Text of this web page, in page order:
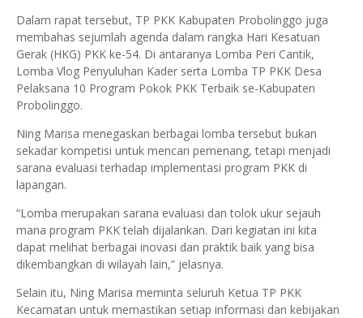
Dalam rapat tersebut, TP PKK Kabupaten Probolinggo juga
membahas sejumlah agenda dalam rangka Hari Kesatuan
Gerak (HKG) PKK ke-54. Di antaranya Lomba Peri Cantik,
Lomba Vlog Penyuluhan Kader serta Lomba TP PKK Desa
Pelaksana 10 Program Pokok PKK Terbaik se-Kabupaten
Probolinggo.
Ning Marisa menegaskan berbagai lomba tersebut bukan
sekadar kompetisi untuk mencari pemenang, tetapi menjadi
sarana evaluasi terhadap implementasi program PKK di
lapangan.
“Lomba merupakan sarana evaluasi dan tolok ukur sejauh
mana program PKK telah dijalankan. Dari kegiatan ini kita
dapat melihat berbagai inovasi dan praktik baik yang bisa
dikembangkan di wilayah lain,” jelasnya.
Selain itu, Ning Marisa meminta seluruh Ketua TP PKK
Kecamatan untuk memastikan setiap informasi dan kebijakan